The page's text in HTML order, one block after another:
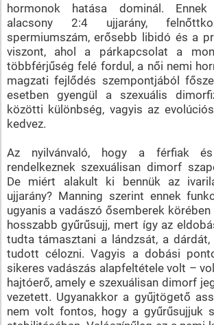
hormonok hatása dominál.
alacsony 2:4 ujjarány,
spermiumszám, erősebb libidó és a
viszont, ahol a párkapcsolat a
többférjűség felé fordul, a női nemi
magzati fejlődés szempontjából
esetben gyengül a szexuális
közötti különbség, vagyis az
kedvez.
Az nyilvánvaló, hogy a férfiak
rendelkeznek szexuálisan dimorf
De miért alakult ki bennük az
ujjarány? Manning szerint ennek
ugyanis a vadászó ősemberek
hosszabb gyűrűsujj, mert így az
tudta támasztani a lándzsát, a
tudott célozni. Vagyis a dobási
sikeres vadászás alapfeltétele volt –
hajtóerő, amely e szexuálisan dimorf
vezetett. Ugyanakkor a gyűjtögető
nem volt fontos, hogy a gyűrűsujjuk